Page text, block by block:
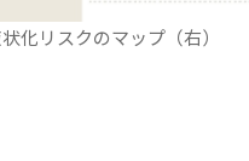
化リスクのマップ（右）